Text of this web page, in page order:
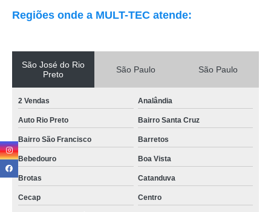
Regiões onde a MULT-TEC atende:
São José do Rio
Preto
São Paulo São Paulo
2 Vendas Analândia
Auto Rio Preto Bairro Santa Cruz
Bairro São Francisco Barretos
Bebedouro Boa Vista
Brotas Catanduva
Cecap Centro